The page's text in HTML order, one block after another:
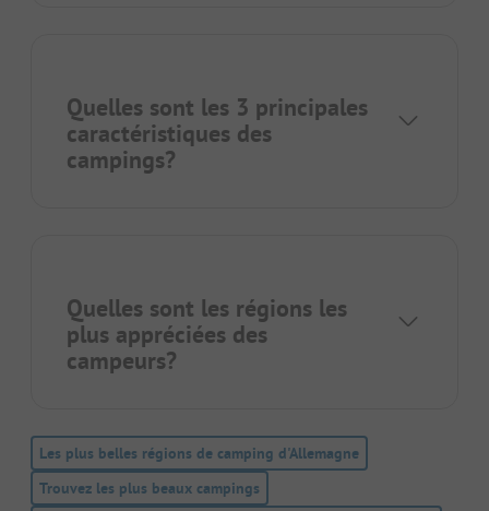
Quelles sont les 3 principales
caractéristiques des
campings?
Quelles sont les régions les
plus appréciées des
campeurs?
Les plus belles régions de camping d'Allemagne
Trouvez les plus beaux campings